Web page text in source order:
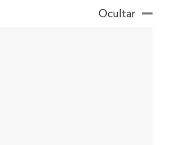
Ocultar